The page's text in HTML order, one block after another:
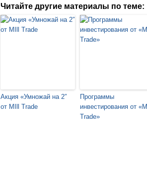
Читайте другие материалы по теме:
Акция «Умножай на 2″
от MIll Trade
Программы
инвестирования от
Trade»